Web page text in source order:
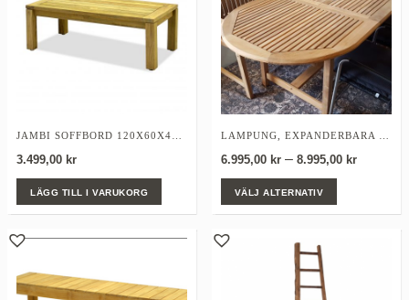
3.499,00 kr
LÄGG TILL I VARUKORG
6.995,00 kr – 8.995,00 kr
VÄLJ ALTERNATIV
Den
produkten